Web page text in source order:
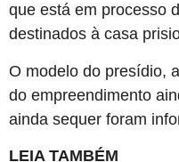
que está em processo
destinados à casa
O modelo do presídio,
do empreendimento
ainda sequer foram
LEIA TAMBÉM